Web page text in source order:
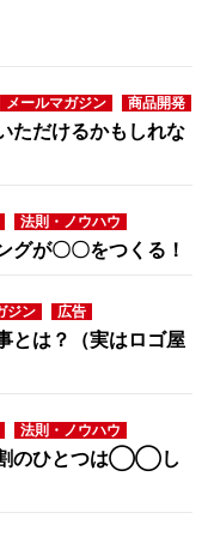
メールマガジン 商品開発
ただけるかもしれな
法則・ノウハウ
グが〇〇をつくる！
ジン 広告
とは？（実はロゴ屋
法則・ノウハウ
割のひとつは◯◯し